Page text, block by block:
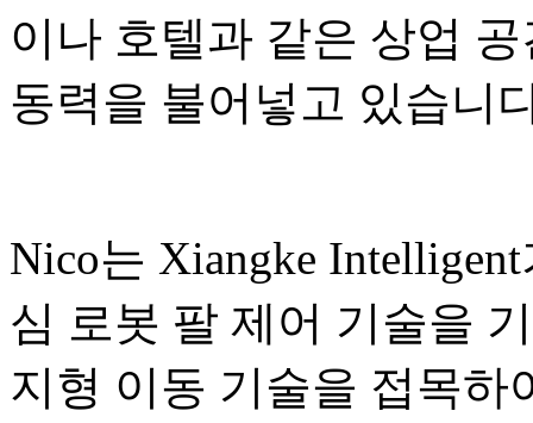
이나 호텔과 같은 상업
동력을 불어넣고 있습니
Nico는 Xiangke
심 로봇 팔 제어 기술을
지형 이동 기술을 접목하